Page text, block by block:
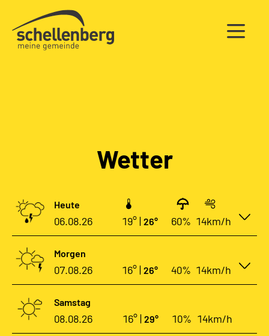
Gemeinde Schellenberg Startseite
Wetter
Heute
06.08.26 19° | 26° 60% 14km/h
Morgen
07.08.26 16° | 26° 40% 14km/h
Samstag
08.08.26 16° | 29° 10% 14km/h